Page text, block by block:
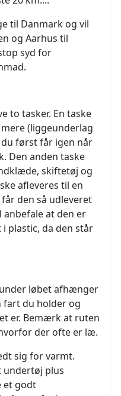
til Danmark og vil
og Aarhus til
syd for
to tasker. En taske
(liggeunderlag
først får igen når
Den anden taske
skiftetøj og
afleveres til en
den så udleveret
anbefale at den er
plastic, da den står
løbet afhænger
fart du holder og
er. Bemærk at ruten
der ofte er læ.
sig for varmt.
undertøj plus
et godt